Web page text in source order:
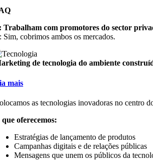
Trabalham com promotores do sector
Sim, cobrimos ambos os mercados.
de tecnologia do ambiente
mais
as tecnologias inovadoras no centro
que oferecemos:
Estratégias de lançamento de produtos
Campanhas digitais e de relações públicas
Mensagens que unem os públicos da